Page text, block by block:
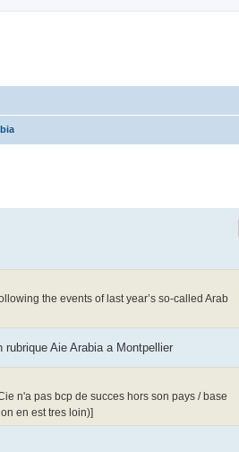
the events of last year’s so-called Arab
Aie Arabia a Montpellier
n'a pas bcp de succes hors son pays / base
en est tres loin)]